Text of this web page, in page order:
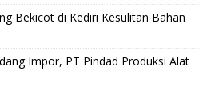
Bekicot di Kediri Kesulitan Bahan
Impor, PT Pindad Produksi Alat